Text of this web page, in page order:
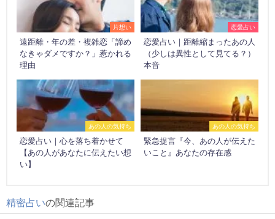
片想い
遠距離・年の差・複雑恋「諦め
なきゃダメですか？」惹かれる
理由
恋愛占い
恋愛占い｜距離縮まったあの人
（少しは異性として見てる？）
本音
あの人の気持ち
恋愛占い｜心を落ち着かせて
【あの人があなたに伝えたい想
い】
あの人の気持ち
緊急提言『今、あの人が伝えた
いこと』あなたの存在感
精密占いの関連記事